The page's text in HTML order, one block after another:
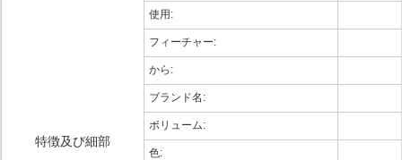
特徴及び細部
使用:
フィーチャー:
から:
ブランド名:
ボリューム:
色: